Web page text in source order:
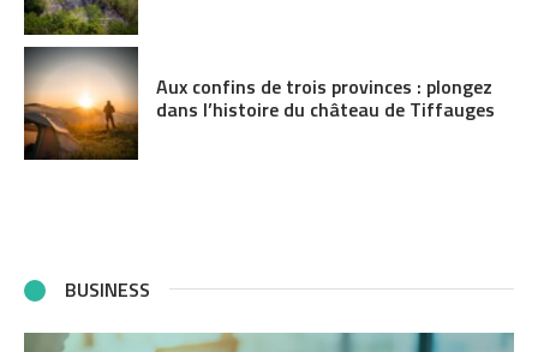
Aux confins de trois provinces : plongez
dans l’histoire du château de Tiffauges
BUSINESS